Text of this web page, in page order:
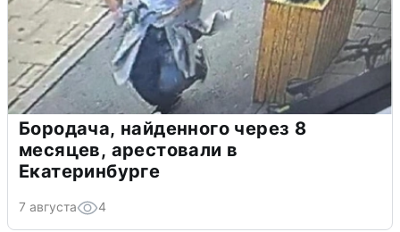
Бородача, найденного через 8
месяцев, арестовали в
Екатеринбурге
7 августа 4